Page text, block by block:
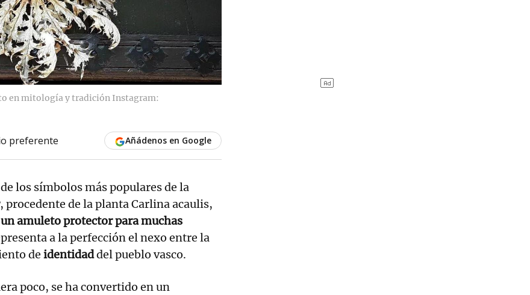
en mitología y tradición Instagram:
preferente Añádenos en Google
los símbolos más populares de la
, procedente de la planta Carlina acaulis,
un amuleto protector para muchas
a la perfección el nexo entre la
de identidaddel pueblo vasco.
poco, se ha convertido en un